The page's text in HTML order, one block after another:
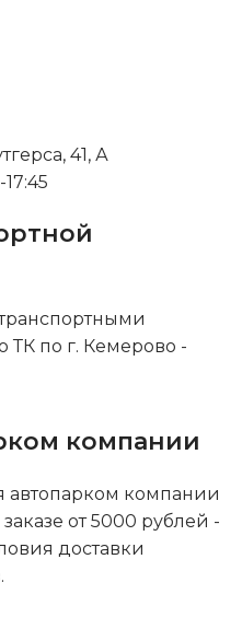
41, А
ТК по г. Кемерово -
компании
автопарком компании
от 5000 рублей -
доставки